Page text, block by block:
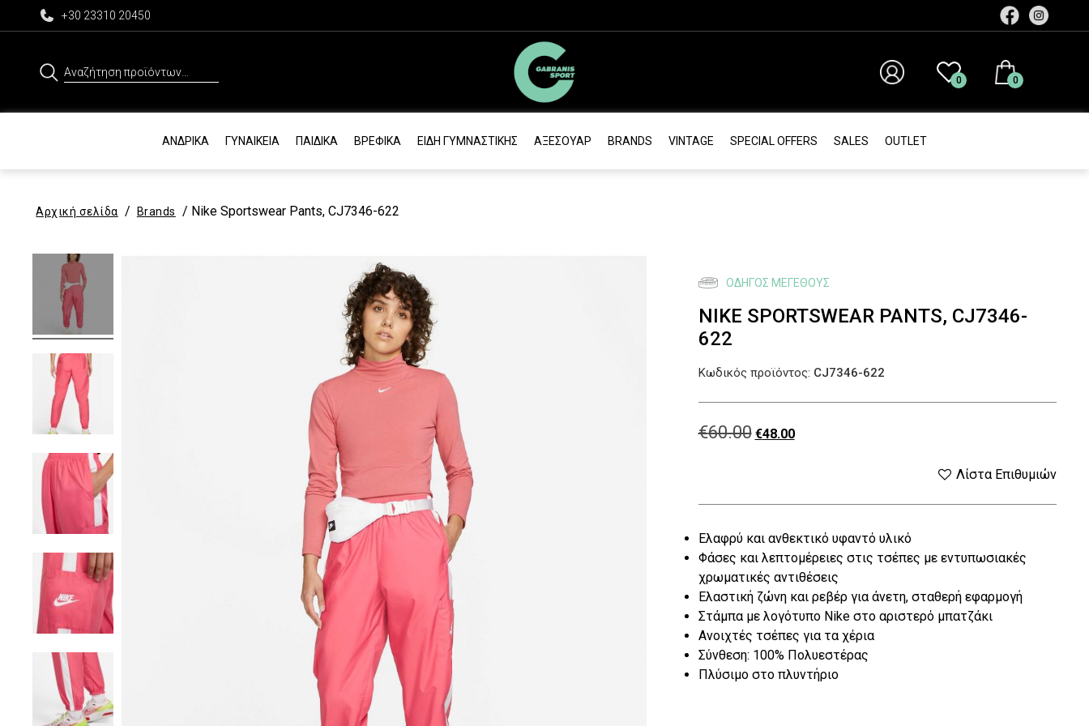
+30 23310 20450
0 0
ΑΝΔΡΙΚΆ ΓΥΝΑΙΚΕΊΑ ΠΑΙΔΙΚΆ ΒΡΕΦΙΚΆ ΕΊΔΗ ΓΥΜΝΑΣΤΙΚΉΣ ΑΞΕΣΟΥΆΡ BRANDS VINTAGE SPECIAL OFFERS SALES ΟUTLET
Αρχική σελίδα / Brands / Nike Sportswear Pants, CJ7346-622
NIKE SPORTSWEAR PANTS, CJ7346-
622
€60.00Original
was:
€60.00.
€48.00Η
τιμή
είναι:
€48.00.
ΟΔΗΓΌΣ ΜΕΓΈΘΟΥΣ
Ελαφρύ και ανθεκτικό υφαντό υλικό
Φάσες και λεπτομέρειες στις τσέπες με εντυπωσιακές
χρωματικές αντιθέσεις
Ελαστική ζώνη και ρεβέρ για άνετη, σταθερή εφαρμογή
Στάμπα με λογότυπο Nike στο αριστερό μπατζάκι
Ανοιχτές τσέπες για τα χέρια
Σύνθεση: 100% Πολυεστέρας
Πλύσιμο στο πλυντήριο
Λίστα Επιθυμιών
Κωδικός προϊόντος: CJ7346-622